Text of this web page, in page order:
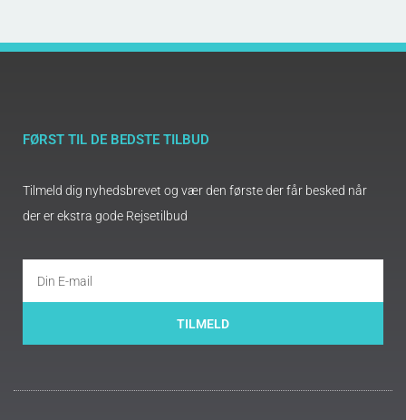
FØRST TIL DE BEDSTE TILBUD
Tilmeld dig nyhedsbrevet og vær den første der får besked når
der er ekstra gode Rejsetilbud
TILMELD